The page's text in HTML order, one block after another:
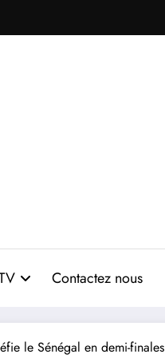
Contactez nous
le Sénégal en demi-finales